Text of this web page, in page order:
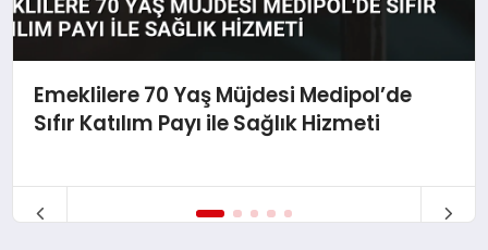
Emeklilere 70 Yaş Müjdesi Medipol’de
Sıfır Katılım Payı ile Sağlık Hizmeti